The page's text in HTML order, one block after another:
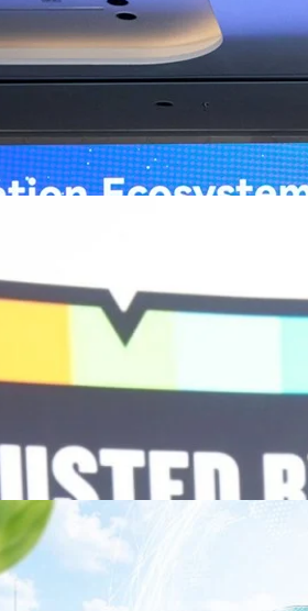
Summit” ภายใต้งาน Huawei
ธารณสุข ผู้บริหารโรงพยาบาลชั้นนำ และ
งระบบสาธารณสุขไทยด้วยนวัตกรรมและ
ยกระดับ Healthcare Ecosystem ของ
ารศึกษาและสาธารณสุขต่างประเทศ บริษัท หัว
สนับสนุนการเปลี่ยนผ่านสู่ยุคดิจิทัลของระบบ
ณภาพการให้บริการทางการแพทย์ให้เข้าถึง
Health for All” “วันนี้ปัญญาประดิษฐ์กำลังเข้า
ประสบการณ์ตรงจากการพัฒนาแพลตฟอร์ม
ธมิตรไทยในวันนี้จะช่วยผลักดันวิสัยทัศน์…
Engine พร้อมจ่ายปันผล 0.10
ว์ผลการดำเนินงานแข็งแกร่ง กำไรสุทธิ
17.7% จากช่วงเดียวกันของปีก่อน สูงกว่าการ
ะหว่างกาล 0.10 บาทต่อหุ้น โดยกำหนดวันที่
ายเงินปันผลวันที่ 2 กันยายน 2569 นางสาวสุ
ทย) จำกัด (มหาชน) เปิดเผยว่า ในช่วงครึ่งปี
ต่อเนื่อง ผ่านการยกระดับจากผู้จัดจำหน่าย
รับการเติบโตของเศรษฐกิจ AI โดยมุ่งเพิ่ม
เทคโนโลยีระดับโลก…
CITY: THE GREEN
เขียวอย่างยั่งยืน